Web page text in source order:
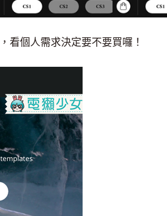
個人需求決定要不要買囉！